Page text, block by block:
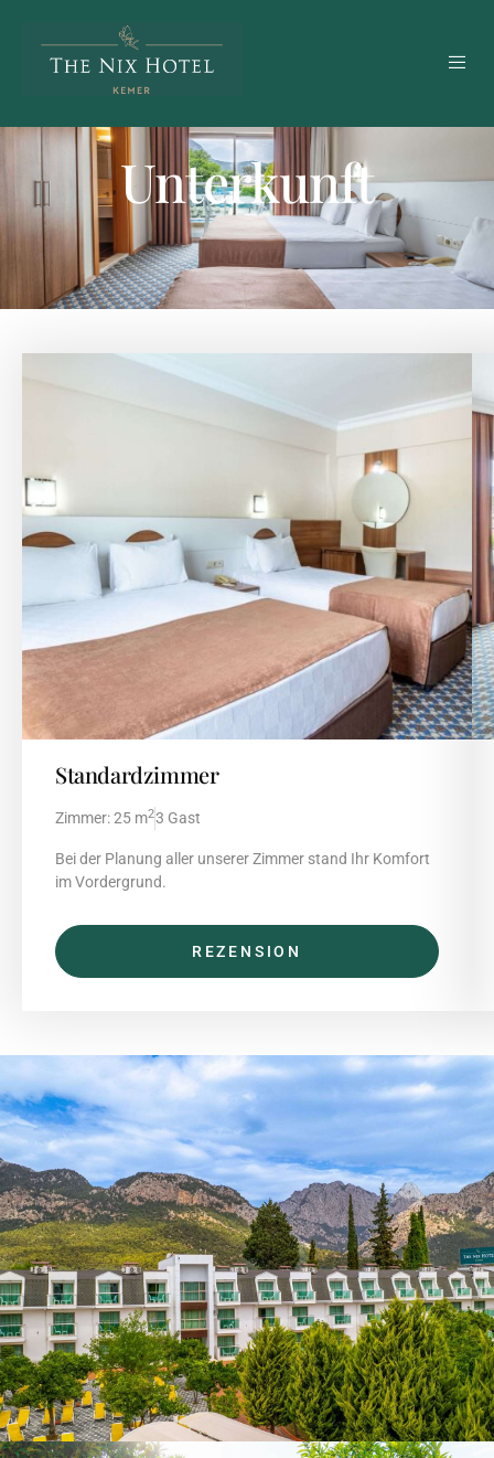
Unterkunft
Standardzimmer
Zimmer: 25 m23 Gast
Bei der Planung aller unserer Zimmer stand Ihr Komfort
im Vordergrund.
REZENSION